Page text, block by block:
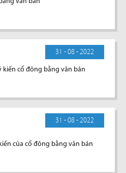
31 - 08 - 2022
kiến cổ đông bằng văn bản
31 - 08 - 2022
của cổ đông bằng văn bản